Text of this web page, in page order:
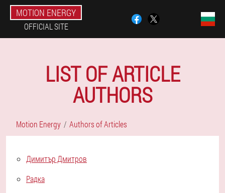
MOTION ENERGY
OFFICIAL SITE
LIST OF ARTICLE
AUTHORS
Motion Energy Authors of Articles
Димитър Дмитров
Радка